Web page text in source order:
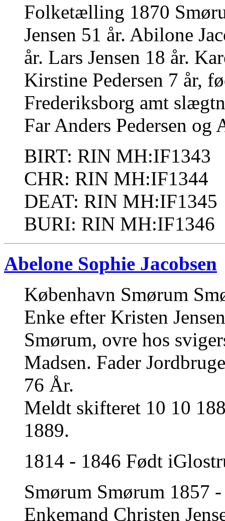
Folketælling 1870
Jensen 51 år. Abilone
år. Lars Jensen 18 år.
Kirstine Pedersen 7 år,
Frederiksborg amt
Far Anders Pedersen og
BIRT: RIN MH:IF1343
CHR: RIN MH:IF1344
DEAT: RIN MH:IF1345
BURI: RIN MH:IF1346
Abelone Sophie Jacobsen
København Smørum
Enke efter Kristen
Smørum, ovre hos
Madsen. Fader
76 År.
Meldt skifteret 10 10
1889.
1814 - 1846 Født
Smørum Smørum 1857
Enkemand Christen